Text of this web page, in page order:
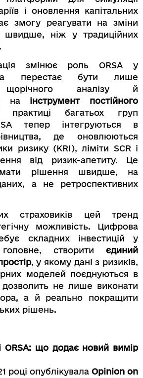
і оновлення капітальних
змогу реагувати на зміни
швидше, ніж у традиційних
змінює роль ORSA у
перестає бути лише
щорічного аналізу й
на інструмент постійного
багатьох груп
тепер інтегруються в
де оновлюються
ризику (KRI), ліміти SCR і
від ризик-апетиту. Це
рішення швидше, на
а не ретроспективних
страховиків цей тренд
можливість. Цифрова
складних інвестицій у
створити єдиний
, у якому дані з ризиків,
моделей поєднуються в
не лише виконати
а й реально покращити
рішень.
ORSA: що додає новий вимір
році опублікувала Opinion on